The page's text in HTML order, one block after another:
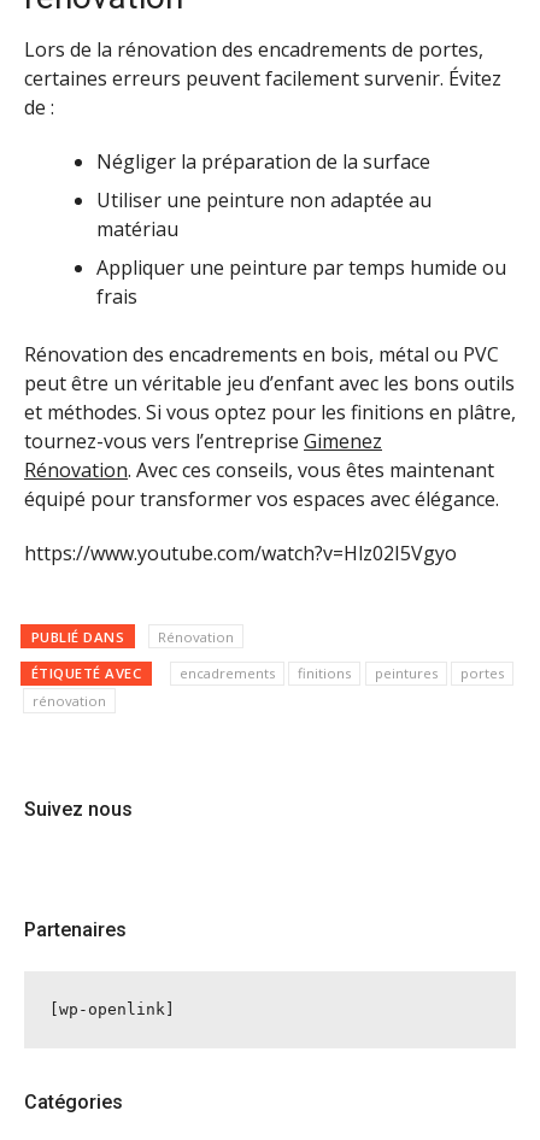
Lors de la rénovation des encadrements de portes,
certaines erreurs peuvent facilement survenir. Évitez
de :
Négliger la préparation de la surface
Utiliser une peinture non adaptée au
matériau
Appliquer une peinture par temps humide ou
frais
Rénovation des encadrements en bois, métal ou PVC
peut être un véritable jeu d’enfant avec les bons outils
et méthodes. Si vous optez pour les finitions en plâtre,
tournez-vous vers l’entreprise Gimenez
Rénovation. Avec ces conseils, vous êtes maintenant
équipé pour transformer vos espaces avec élégance.
https://www.youtube.com/watch?v=Hlz02I5Vgyo
PUBLIÉ DANS Rénovation
ÉTIQUETÉ AVEC encadrements finitions peintures
portes
rénovation
Suivez nous
Partenaires
[wp-openlink]
Catégories